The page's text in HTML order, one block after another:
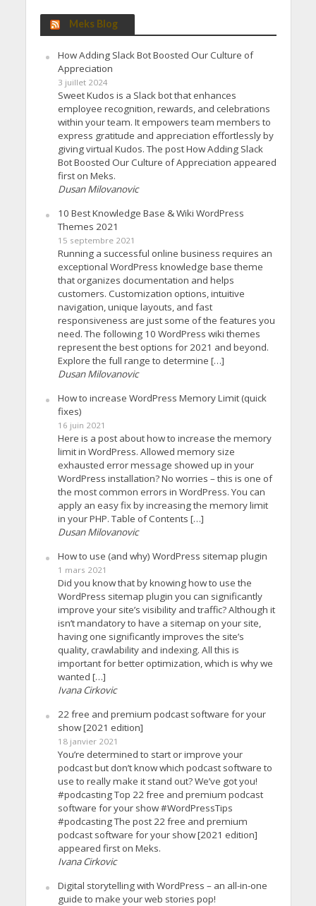
Meks Blog
How Adding Slack Bot Boosted Our Culture of
Appreciation
3 juillet 2024
Sweet Kudos is a Slack bot that enhances
employee recognition, rewards, and celebrations
within your team. It empowers team members to
express gratitude and appreciation effortlessly by
giving virtual Kudos. The post How Adding Slack
Bot Boosted Our Culture of Appreciation appeared
first on Meks.
Dusan Milovanovic
10 Best Knowledge Base & Wiki WordPress
Themes 2021
15 septembre 2021
Running a successful online business requires an
exceptional WordPress knowledge base theme
that organizes documentation and helps
customers. Customization options, intuitive
navigation, unique layouts, and fast
responsiveness are just some of the features you
need. The following 10 WordPress wiki themes
represent the best options for 2021 and beyond.
Explore the full range to determine […]
Dusan Milovanovic
How to increase WordPress Memory Limit (quick
fixes)
16 juin 2021
Here is a post about how to increase the memory
limit in WordPress. Allowed memory size
exhausted error message showed up in your
WordPress installation? No worries – this is one of
the most common errors in WordPress. You can
apply an easy fix by increasing the memory limit
in your PHP. Table of Contents […]
Dusan Milovanovic
How to use (and why) WordPress sitemap plugin
1 mars 2021
Did you know that by knowing how to use the
WordPress sitemap plugin you can significantly
improve your site’s visibility and traffic? Although it
isn’t mandatory to have a sitemap on your site,
having one significantly improves the site’s
quality, crawlability and indexing. All this is
important for better optimization, which is why we
wanted […]
Ivana Cirkovic
22 free and premium podcast software for your
show [2021 edition]
18 janvier 2021
You’re determined to start or improve your
podcast but don’t know which podcast software to
use to really make it stand out? We’ve got you!
#podcasting Top 22 free and premium podcast
software for your show #WordPressTips
#podcasting The post 22 free and premium
podcast software for your show [2021 edition]
appeared first on Meks.
Ivana Cirkovic
Digital storytelling with WordPress – an all-in-one
guide to make your web stories pop!